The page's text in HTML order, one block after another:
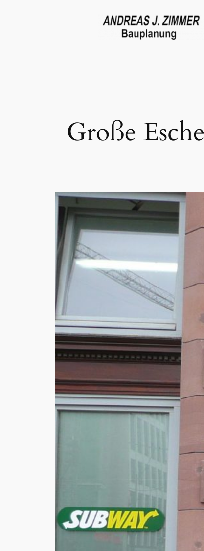
Große